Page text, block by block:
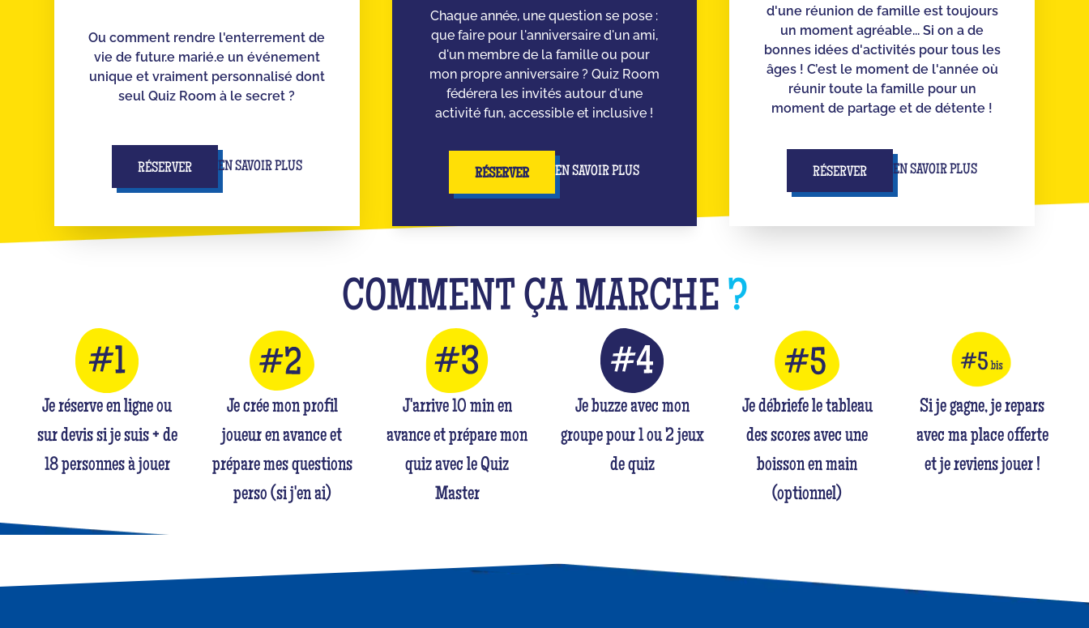
Ou comment rendre l'enterrement de
vie de futur.e marié.e un événement
unique et vraiment personnalisé dont
seul Quiz Room à le secret ?
RÉSERVER EN SAVOIR PLUS
Chaque année, une question se pose :
que faire pour l'anniversaire d'un ami,
d'un membre de la famille ou pour
mon propre anniversaire ? Quiz Room
fédérera les invités autour d'une
activité fun, accessible et inclusive !
RÉSERVER EN SAVOIR PLUS
d'une réunion de famille est toujours
un moment agréable... Si on a de
bonnes idées d'activités pour tous les
âges ! C’est le moment de l'année où
réunir toute la famille pour un
moment de partage et de détente !
RÉSERVER EN SAVOIR PLUS
COMMENT ÇA MARCHE ?
Je réserve en ligne ou
sur devis si je suis + de
18 personnes à jouer
Je crée mon profil
joueur en avance et
prépare mes questions
perso (si j'en ai)
J'arrive 10 min en
avance et prépare mon
quiz avec le Quiz
Master
Je buzze avec mon
groupe pour 1 ou 2 jeux
de quiz
Je débriefe le tableau
des scores avec une
boisson en main
(optionnel)
Si je gagne, je repars
avec ma place offerte
et je reviens jouer !